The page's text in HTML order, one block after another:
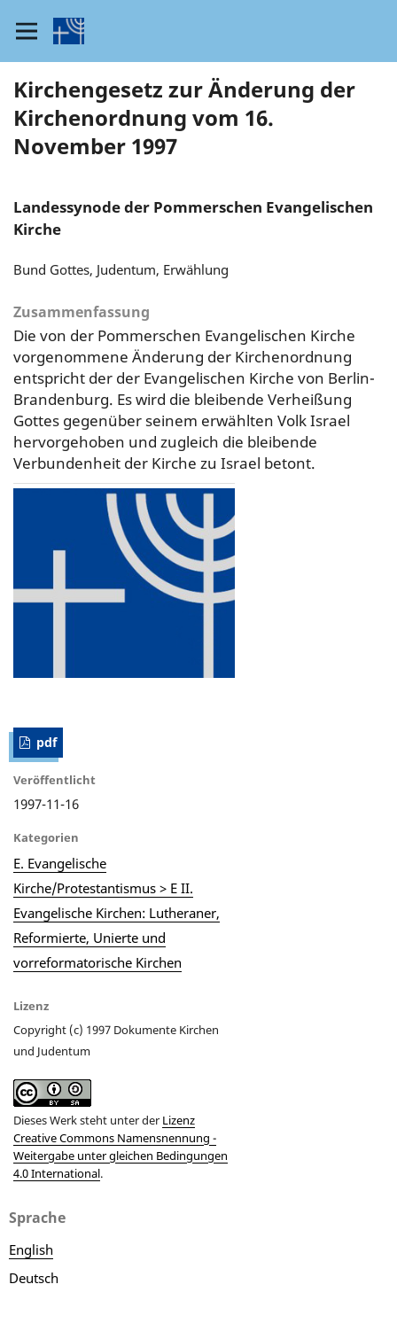
Kirchengesetz zur Änderung der
Kirchenordnung vom 16.
November 1997
Landessynode der Pommerschen Evangelischen
Kirche
Bund Gottes, Judentum, Erwählung
Zusammenfassung
Die von der Pommerschen Evangelischen Kirche
vorgenommene Änderung der Kirchenordnung
entspricht der der Evangelischen Kirche von Berlin-
Brandenburg. Es wird die bleibende Verheißung
Gottes gegenüber seinem erwählten Volk Israel
hervorgehoben und zugleich die bleibende
Verbundenheit der Kirche zu Israel betont.
pdf
Veröffentlicht
1997-11-16
Kategorien
E. Evangelische
Kirche/Protestantismus > E II.
Evangelische Kirchen: Lutheraner,
Reformierte, Unierte und
vorreformatorische Kirchen
Lizenz
Copyright (c) 1997 Dokumente Kirchen
und Judentum
Dieses Werk steht unter der Lizenz
Creative Commons Namensnennung -
Weitergabe unter gleichen Bedingungen
4.0 International.
Sprache
English
Deutsch